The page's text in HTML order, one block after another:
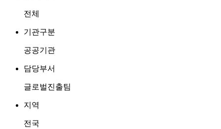
전체
기관구분
공공기관
담당부서
글로벌진출팀
지역
전국